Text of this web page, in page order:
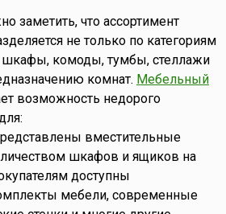
заметить, что ассортимент
не только по категориям
шкафы, комоды, тумбы, стеллажи
комнат. Мебельный
возможность недорого
вместительные
шкафов и ящиков на
доступны
мебели, современные